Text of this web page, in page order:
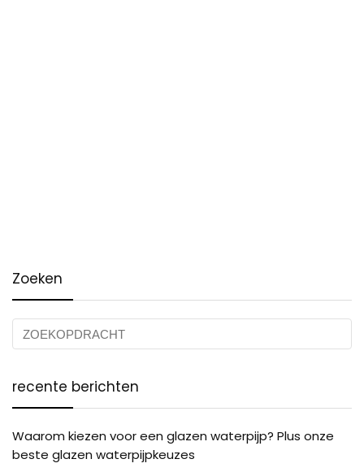
Zoeken
recente berichten
Waarom kiezen voor een glazen waterpijp? Plus onze
beste glazen waterpijpkeuzes